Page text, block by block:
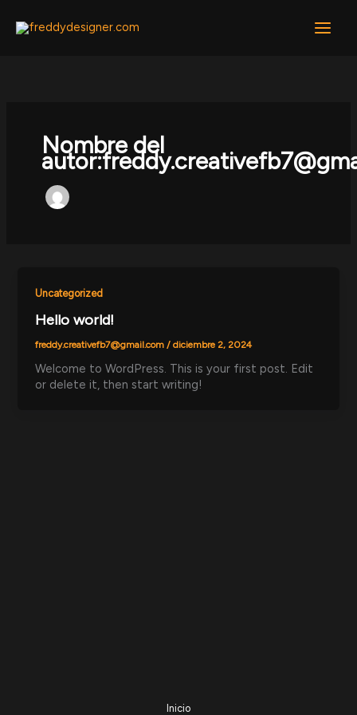
contenido
Nombre del
Uncategorized
Hello world!
freddy.creativefb7@gmail.com /diciembre 2, 2024
Welcome to WordPress. This is your first post. Edit
or delete it, then start writing!
Inicio